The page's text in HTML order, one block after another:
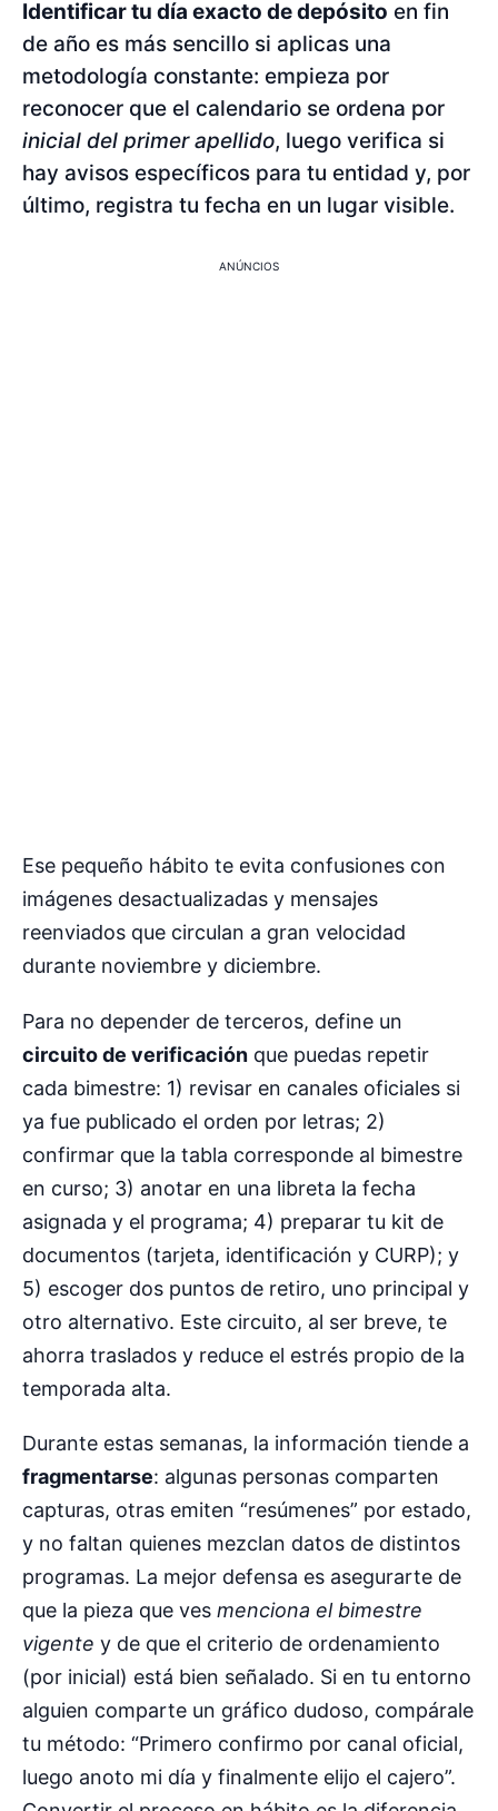
Identificar tu día exacto de depósito en fin
de año es más sencillo si aplicas una
metodología constante: empieza por
reconocer que el calendario se ordena por
inicial del primer apellido, luego verifica si
hay avisos específicos para tu entidad y, por
último, registra tu fecha en un lugar visible.
ANÚNCIOS
Ese pequeño hábito te evita confusiones con
imágenes desactualizadas y mensajes
reenviados que circulan a gran velocidad
durante noviembre y diciembre.
Para no depender de terceros, define un
circuito de verificación que puedas repetir
cada bimestre: 1) revisar en canales oficiales si
ya fue publicado el orden por letras; 2)
confirmar que la tabla corresponde al bimestre
en curso; 3) anotar en una libreta la fecha
asignada y el programa; 4) preparar tu kit de
documentos (tarjeta, identificación y CURP); y
5) escoger dos puntos de retiro, uno principal y
otro alternativo. Este circuito, al ser breve, te
ahorra traslados y reduce el estrés propio de la
temporada alta.
Durante estas semanas, la información tiende a
fragmentarse: algunas personas comparten
capturas, otras emiten “resúmenes” por estado,
y no faltan quienes mezclan datos de distintos
programas. La mejor defensa es asegurarte de
que la pieza que ves menciona el bimestre
vigente y de que el criterio de ordenamiento
(por inicial) está bien señalado. Si en tu entorno
alguien comparte un gráfico dudoso, compárale
tu método: “Primero confirmo por canal oficial,
luego anoto mi día y finalmente elijo el cajero”.